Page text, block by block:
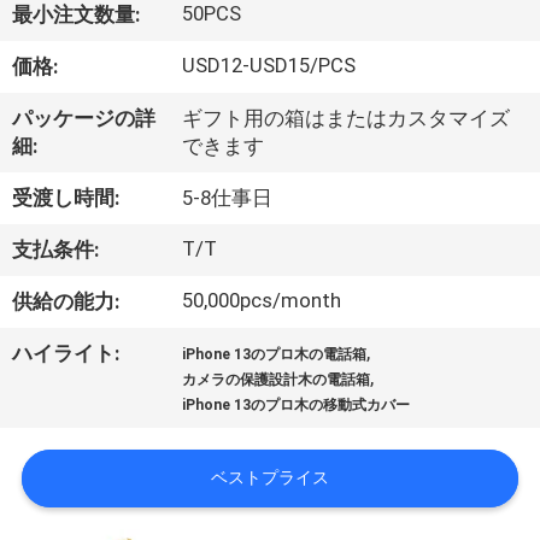
VR
シ
ョ
ー
私
た
ち
関
し
最小注文数量: 50PCS
価格: USD12-USD15/PCS
パッケージの詳
細:
ギフト用の箱はまたはカスタマイズ
できます
受渡し時間: 5-8仕事日
支払条件: T/T
供給の能力: 50,000pcs/month
ハイライト: iPhone 13のプロ木の電話箱,
カメラの保護設計木の電話箱,
iPhone 13のプロ木の移動式カバー
ベストプライス